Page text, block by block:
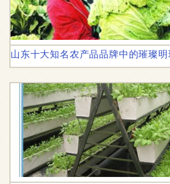
山东十大知名农产品品牌中的璀璨明